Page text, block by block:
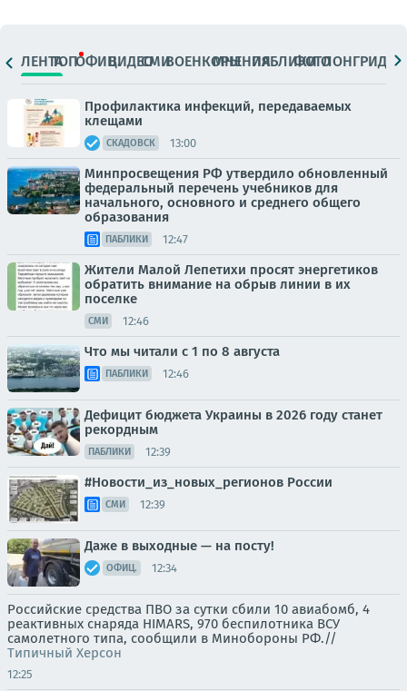
ЛЕНТАТОПОФИЦ.ВИДЕОСМИВОЕНКОРЫМНЕНИЯПАБЛИКИ
ФОТОЛОНГРИДЫ
Профилактика инфекций, передаваемых
клещами
СКАДОВСК 13:00
Минпросвещения РФ утвердило обновленный
федеральный перечень учебников для
начального, основного и среднего общего
образования
ПАБЛИКИ 12:47
Жители Малой Лепетихи просят энергетиков
обратить внимание на обрыв линии в их
поселке
СМИ 12:46
Что мы читали с 1 по 8 августа
ПАБЛИКИ 12:46
Дефицит бюджета Украины в 2026 году станет
рекордным
ПАБЛИКИ 12:39
#Новости_из_новых_регионов России
СМИ 12:39
Даже в выходные — на посту!
ОФИЦ. 12:34
Российские средства ПВО за сутки сбили 10 авиабомб, 4
реактивных снаряда HIMARS, 970 беспилотника ВСУ
самолетного типа, сообщили в Минобороны РФ.//
Типичный Херсон
12:25